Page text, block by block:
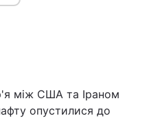
між США та Іраном
опустилися до